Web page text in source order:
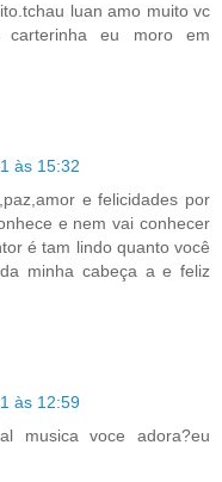
luan amo muito vc
eu moro em
às 15:32
e felicidades por
e nem vai conhecer
é tam lindo quanto você
minha cabeça a e feliz
às 12:59
musica voce adora?eu